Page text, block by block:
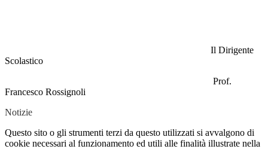
Il Dirigente
Scolastico
Prof.
Francesco Rossignoli
Notizie
Questo sito o gli strumenti terzi da questo utilizzati si avvalgono di
cookie necessari al funzionamento ed utili alle finalità illustrate nella